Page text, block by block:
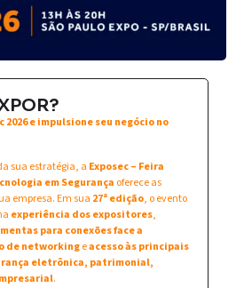
2026 e impulsione seu negócio no
sua estratégia, a Exposec – Feira
em Segurança oferece as
empresa. Em sua 27ª edição, o evento
experiência dos expositores,
para conexões face a
de networkingeacesso às principais
eletrônica, patrimonial,
.